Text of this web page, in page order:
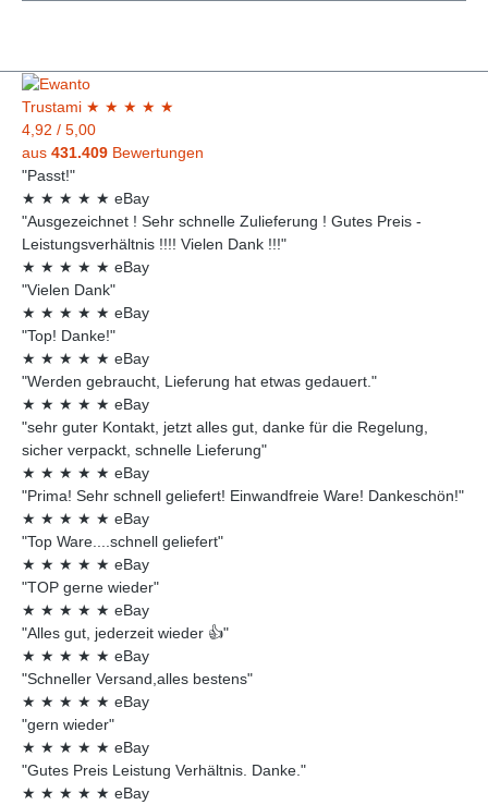
Trustami ★ ★ ★ ★ ★
4,92 / 5,00
aus 431.409 Bewertungen
"Passt!"
★ ★ ★ ★ ★ eBay
"Ausgezeichnet ! Sehr schnelle Zulieferung ! Gutes Preis -
Leistungsverhältnis !!!! Vielen Dank !!!"
★ ★ ★ ★ ★ eBay
"Vielen Dank"
★ ★ ★ ★ ★ eBay
"Top! Danke!"
★ ★ ★ ★ ★ eBay
"Werden gebraucht, Lieferung hat etwas gedauert."
★ ★ ★ ★ ★ eBay
"sehr guter Kontakt, jetzt alles gut, danke für die Regelung,
sicher verpackt, schnelle Lieferung"
★ ★ ★ ★ ★ eBay
"Prima! Sehr schnell geliefert! Einwandfreie Ware! Dankeschön!"
★ ★ ★ ★ ★ eBay
"Top Ware....schnell geliefert"
★ ★ ★ ★ ★ eBay
"TOP gerne wieder"
★ ★ ★ ★ ★ eBay
"Alles gut, jederzeit wieder 👍"
★ ★ ★ ★ ★ eBay
"Schneller Versand,alles bestens"
★ ★ ★ ★ ★ eBay
"gern wieder"
★ ★ ★ ★ ★ eBay
"Gutes Preis Leistung Verhältnis. Danke."
★ ★ ★ ★ ★ eBay